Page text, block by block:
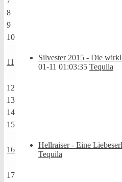
8
9
10
11
Silvester 2015 - Die
01-11 01:03:35 Tequila
12
13
14
15
16
Hellraiser - Eine
Tequila
17